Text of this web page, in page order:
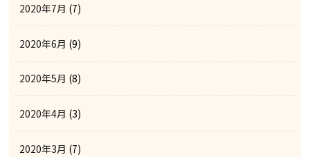
2020年7月 (7)
2020年6月 (9)
2020年5月 (8)
2020年4月 (3)
2020年3月 (7)